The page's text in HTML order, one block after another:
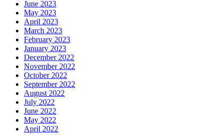
June 2023
May 2023
April 2023
March 2023
February 2023
January 2023
December 2022
November 2022
October 2022
September 2022
August 2022
July 2022
June 2022
May 2022
April 2022